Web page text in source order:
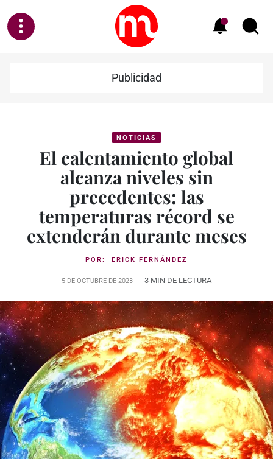
Publicidad
NOTICIAS
El calentamiento global
alcanza niveles sin
precedentes: las
temperaturas récord se
extenderán durante meses
POR: ERICK FERNÁNDEZ
5 DE OCTUBRE DE 2023 3 MIN DE LECTURA